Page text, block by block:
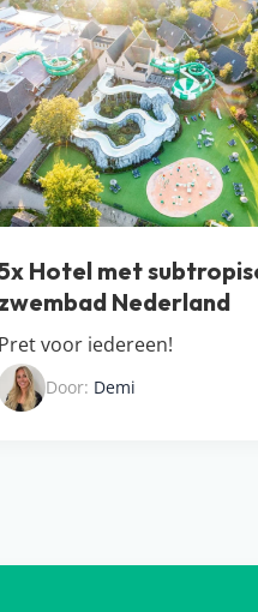
Hotel met
zwembad Nederland
Pret voor iedereen!
Door: Demi